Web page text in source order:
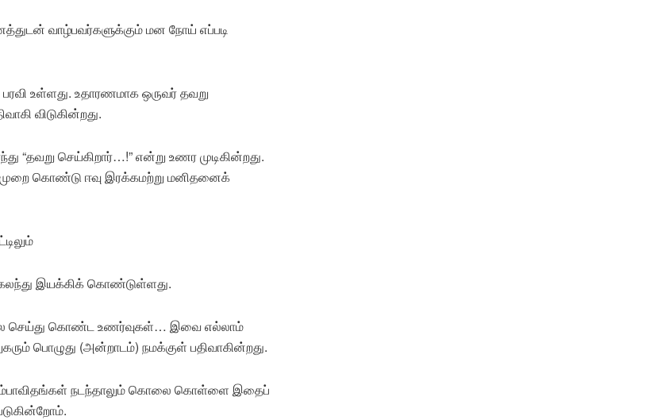
வாழ்பவர்களுக்கும் மன நோய் எப்படி
உள்ளது. உதாரணமாக ஒருவர் தவறு
விடுகின்றது.
செய்கிறார்…!” என்று உணர முடிகின்றது.
கொண்டு ஈவு இரக்கமற்று மனிதனைக்
இயக்கிக் கொண்டுள்ளது.
செய்து கொண்ட உணர்வுகள்… இவை எல்லாம்
பொழுது (அன்றாடம்) நமக்குள் பதிவாகின்றது.
நடந்தாலும் கொலை கொள்ளை இதைப்